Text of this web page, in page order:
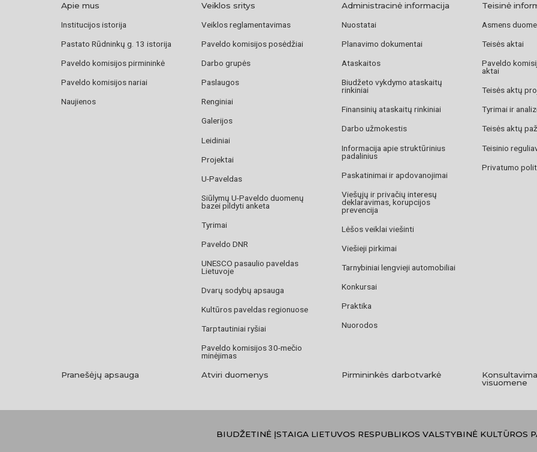
Apie mus
Institucijos istorija
Pastato Rūdninkų g. 13 istorija
Paveldo komisijos pirmininkė
Paveldo komisijos nariai
Naujienos
Veiklos sritys
Veiklos reglamentavimas
Paveldo komisijos posėdžiai
Darbo grupės
Paslaugos
Renginiai
Galerijos
Leidiniai
Projektai
U-Paveldas
Siūlymų U-Paveldo duomenų
bazei pildyti anketa
Tyrimai
Paveldo DNR
UNESCO pasaulio paveldas
Lietuvoje
Dvarų sodybų apsauga
Kultūros paveldas regionuose
Tarptautiniai ryšiai
Paveldo komisijos 30-mečio
minėjimas
Administracinė informacija
Nuostatai
Planavimo dokumentai
Ataskaitos
Biudžeto vykdymo ataskaitų
rinkiniai
Finansinių ataskaitų rinkiniai
Darbo užmokestis
Informacija apie struktūrinius
padalinius
Paskatinimai ir apdovanojimai
Viešųjų ir privačių interesų
deklaravimas, korupcijos
prevencija
Lėšos veiklai viešinti
Viešieji pirkimai
Tarnybiniai lengvieji automobiliai
Konkursai
Praktika
Nuorodos
Teisinė
Asmens
Teisės aktai
Paveldo
aktai
Teisės aktų
Tyrimai ir
Teisės aktų
Teisinio
Privatumo
Pranešėjų apsauga Atviri duomenys Pirmininkės darbotvarkė
visuomene
BIUDŽETINĖ ĮSTAIGA LIETUVOS RESPUBLIKOS VALSTYBINĖ KULTŪROS